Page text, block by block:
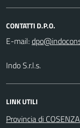
CONTATTI D.P.O.
E-mail:
Indo S.r.l.s.
LINK UTILI
Provincia di COSENZA